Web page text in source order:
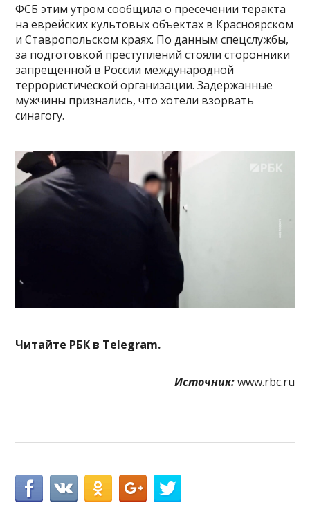
ФСБ этим утром сообщила о пресечении теракта
на еврейских культовых объектах в Красноярском
и Ставропольском краях. По данным спецслужбы,
за подготовкой преступлений стояли сторонники
запрещенной в России международной
террористической организации. Задержанные
мужчины признались, что хотели взорвать
синагогу.
Читайте РБК в Telegram.
Источник: www.rbc.ru